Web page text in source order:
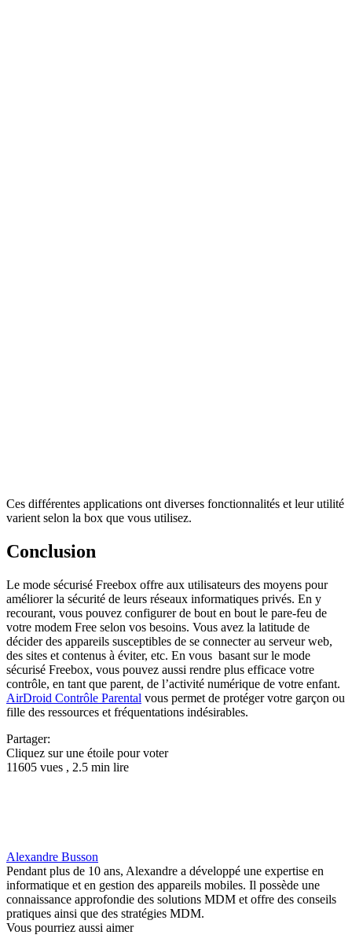
Ces différentes applications ont diverses fonctionnalités et leur utilité
varient selon la box que vous utilisez.
Conclusion
Le mode sécurisé Freebox offre aux utilisateurs des moyens pour
améliorer la sécurité de leurs réseaux informatiques privés. En y
recourant, vous pouvez configurer de bout en bout le pare-feu de
votre modem Free selon vos besoins. Vous avez la latitude de
décider des appareils susceptibles de se connecter au serveur web,
des sites et contenus à éviter, etc. En vous basant sur le mode
sécurisé Freebox, vous pouvez aussi rendre plus efficace votre
contrôle, en tant que parent, de l’activité numérique de votre enfant.
AirDroid Contrôle Parental vous permet de protéger votre garçon ou
fille des ressources et fréquentations indésirables.
Partager:
Cliquez sur une étoile pour voter
11605 vues , 2.5 min lire
Alexandre Busson
Pendant plus de 10 ans, Alexandre a développé une expertise en
informatique et en gestion des appareils mobiles. Il possède une
connaissance approfondie des solutions MDM et offre des conseils
pratiques ainsi que des stratégies MDM.
Vous pourriez aussi aimer